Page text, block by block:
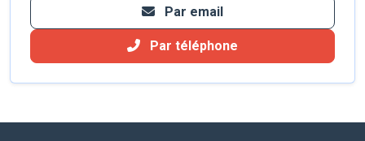
Par email
Par téléphone